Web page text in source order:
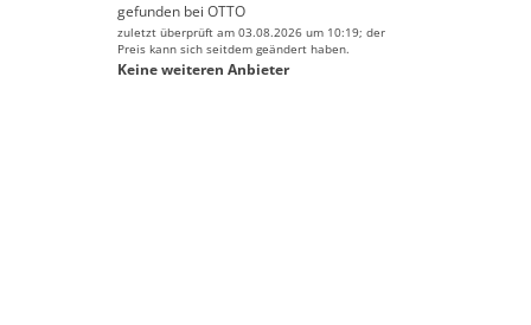
gefunden bei OTTO
zuletzt überprüft am 03.08.2026 um 10:19; der
Preis kann sich seitdem geändert haben.
Keine weiteren Anbieter